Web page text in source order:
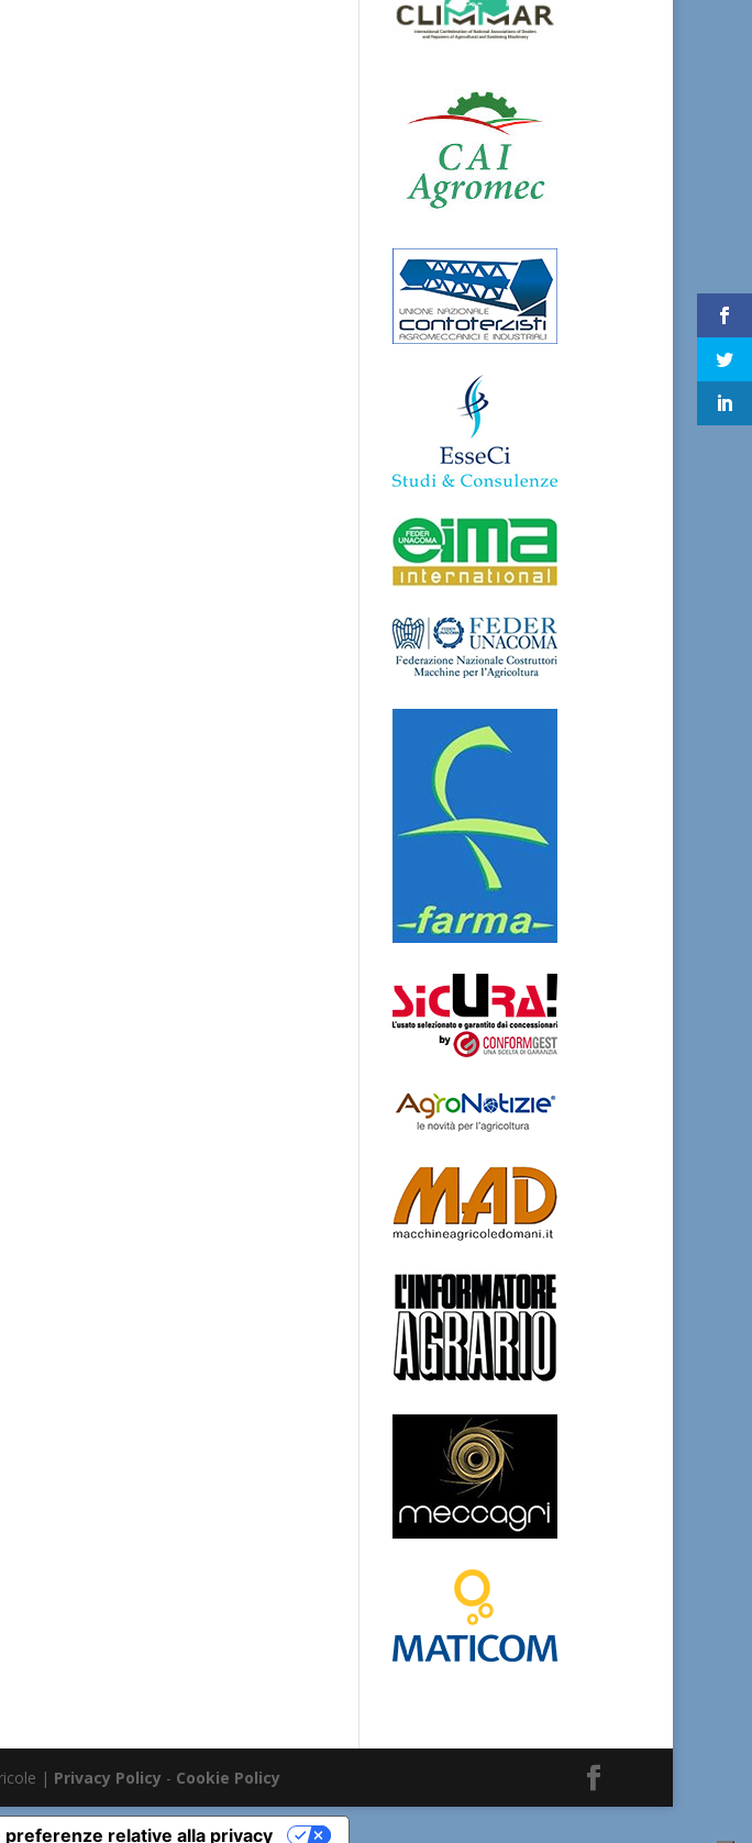
| Privacy Policy - Cookie Policy
preferenze relative alla privacy